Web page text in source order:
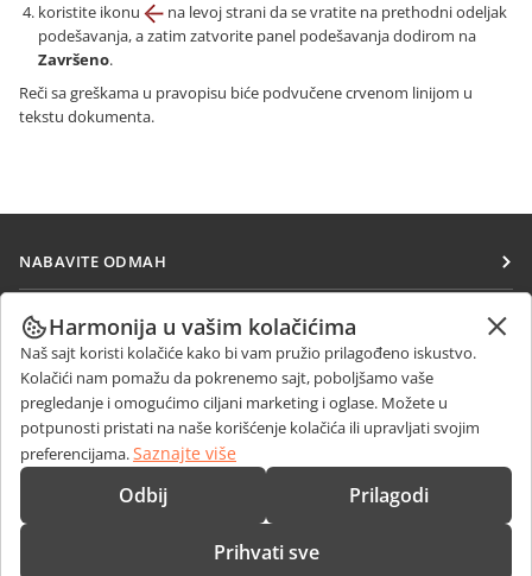
koristite ikonu
na levoj strani da se vratite na prethodni odeljak
podešavanja, a zatim zatvorite panel podešavanja dodirom na
Završeno.
Reči sa greškama u pravopisu biće podvučene crvenom linijom u
tekstu dokumenta.
NABAVITE ODMAH
Docs
DocSpace
Workspace
Konektori
Desktop aplikacije
Mobilne aplikacije
SARAĐUJTE
Za doprinosioce
Za prevodioce
Za influensere
Slobodna radna mesta
PRIMAJTE VESTI
Blog
DOBIJTE POMOĆ
Forum
KONTAKTIRAJTE NAS
Pitanja o prodaji
sales@onlyoffice.com
Harmonija u vašim kolačićima
Naš sajt koristi kolačiće kako bi vam pružio prilagođeno iskustvo.
Kolačići nam pomažu da pokrenemo sajt, poboljšamo vaše
pregledanje i omogućimo ciljani marketing i oglase. Možete u
potpunosti pristati na naše korišćenje kolačića ili upravljati svojim
preferencijama.Saznajte više
Odbij Prilagodi
Prihvati sve